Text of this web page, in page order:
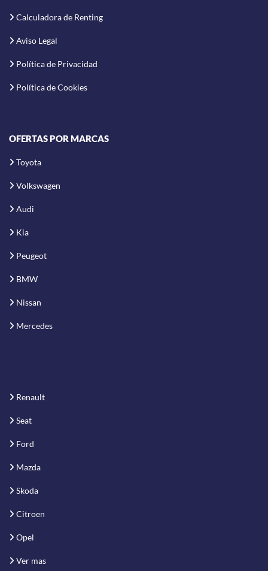
Calculadora de Renting
Aviso Legal
Política de Privacidad
Política de Cookies
OFERTAS POR MARCAS
Toyota
Volkswagen
Audi
Kia
Peugeot
BMW
Nissan
Mercedes
Renault
Seat
Ford
Mazda
Skoda
Citroen
Opel
Ver mas